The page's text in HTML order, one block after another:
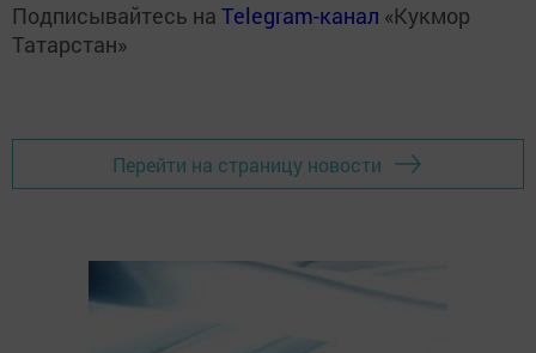
Подписывайтесь на Telegram-канал «Кукмор
Татарстан»
Перейти на страницу новости